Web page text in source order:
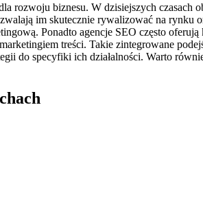
biznesu. W dzisiejszych czasach
im skutecznie rywalizować na
Ponadto agencje SEO często
treści. Takie zintegrowane
do specyfiki ich działalności. Warto